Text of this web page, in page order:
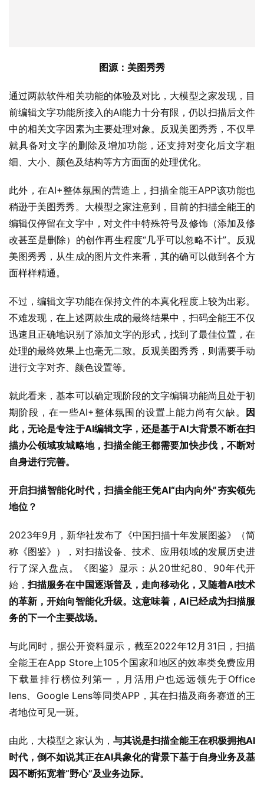
图源：美图秀秀
通过两款软件相关功能的体验及对比，大模型之家发现，目
前编辑文字功能所接入的AI能力十分有限，仍以扫描后文件
中的相关文字因素为主要处理对象。反观美图秀秀，不仅早
就具备对文字的删除及增加功能，还支持对变化后文字粗
细、大小、颜色及结构等方方面面的处理优化。
此外，在AI+整体氛围的营造上，扫描全能王APP该功能也
稍逊于美图秀秀。大模型之家注意到，目前的扫描全能王的
编辑仅停留在文字中，对文件中特殊符号及修饰（添加及修
改甚至是删除）的创作再生程度“几乎可以忽略不计”。反观
美图秀秀，从生成的图片文件来看，其的确可以做到各个方
面样样精通。
不过，编辑文字功能在保持文件的本真化程度上较为出彩。
不难发现，在上述两款生成的最终结果中，扫码全能王不仅
迅速且正确地识别了添加文字的形式，找到了最佳位置，在
处理的最终效果上也毫无二致。反观美图秀秀，则需要手动
进行文字对齐、颜色设置等。
就此看来，基本可以确定现阶段的文字编辑功能尚且处于初
期阶段，在一些AI+整体氛围的设置上能力尚有欠缺。
因
此，无论是专注于AI编辑文字，还是基于AI大背景不断在扫
描办公领域攻城略地，扫描全能王都需要加快步伐，不断对
自身进行完善。
开启扫描智能化时代，扫描全能王凭AI“由内向外”夯实领先
地位？
2023年9月，新华社发布了《中国扫描十年发展图鉴》（简
称《图鉴》），对扫描设备、技术、应用领域的发展历史进
行了深入盘点。《图鉴》显示：从20世纪80、90年代开
始，扫描服务在中国逐渐普及，走向移动化，又随着AI技术
的革新，开始向智能化升级。这意味着，AI已经成为扫描服
务的下一个主要战场。
与此同时，据公开资料显示，截至2022年12月31日，扫描
全能王在App Store上105个国家和地区的效率类免费应用
下载量排行榜位列第一，月活用户也远远领先于Office
lens、Google Lens等同类APP，其在扫描及商务赛道的王
者地位可见一斑。
由此，大模型之家认为， 与其说是扫描全能王在积极拥抱AI
时代，倒不如说其正在AI具象化的背景下基于自身业务及基
因不断拓宽着“野心”及业务边际。